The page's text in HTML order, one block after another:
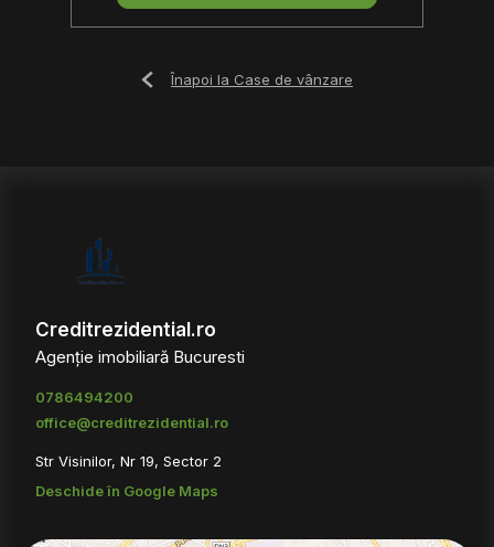
Înapoi la Case de vânzare
Creditrezidential.ro
Agenție imobiliară Bucuresti
0786494200
office@creditrezidential.ro
Str Visinilor, Nr 19, Sector 2
Deschide în Google Maps